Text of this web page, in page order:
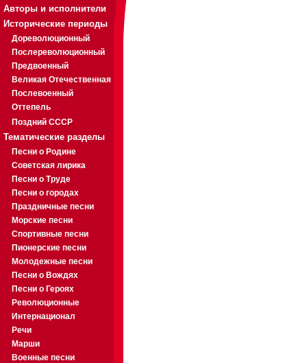
Авторы и исполнители
Исторические периоды
Дореволюционный
Послереволюционный
Предвоенный
Великая Отечественная
Послевоенный
Оттепель
Поздний СССР
Тематические разделы
Песни о Родине
Советская лирика
Песни о Труде
Песни о городах
Праздничные песни
Морские песни
Спортивные песни
Пионерские песни
Молодежные песни
Песни о Вождях
Песни о Героях
Революционные
Интернационал
Речи
Марши
Военные песни